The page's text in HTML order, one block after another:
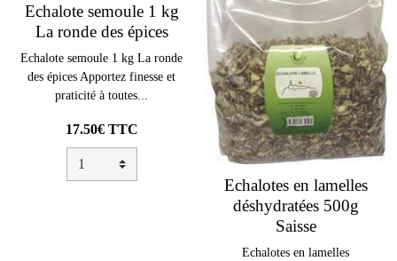
Echalote semoule 1 kg
La ronde des épices
Echalote semoule 1 kg La ronde
des épices Apportez finesse et
praticité à toutes...
17.50€ TTC
Echalotes en lamelles
déshydratées 500g
Saisse
Echalotes en lamelles